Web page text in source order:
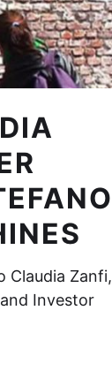
Claudia Zanfi,
Investor